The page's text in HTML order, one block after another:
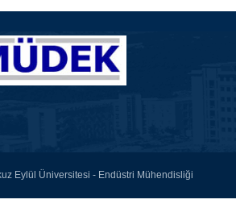
Eylül Üniversitesi - Endüstri Mühendisliği